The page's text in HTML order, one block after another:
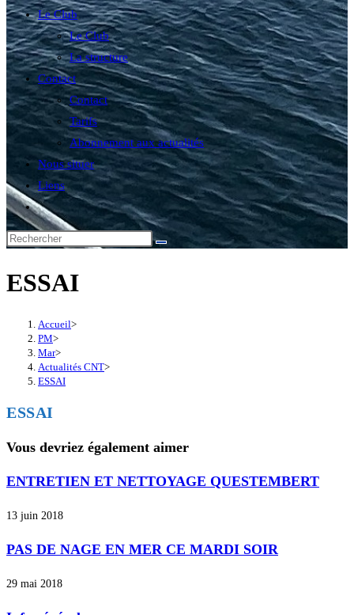
Le Club
Le Club
La structure
Contact
Contact
Tarifs
Abonnement aux actualités
Nous situer
Liens
Toggle
website
search
ESSAI
Accueil>
PM>
Mar>
Actualités CNT>
ESSAI
ESSAI
Vous devriez également aimer
ENTRETIEN ET NETTOYAGE QUESTEMBERT
13 juin 2018
PAS DE NAGE EN MER CE MARDI SOIR
29 mai 2018